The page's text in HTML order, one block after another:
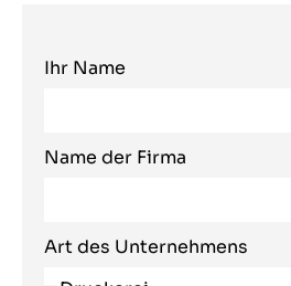
Ihr Name
Name der Firma
Art des Unternehmens